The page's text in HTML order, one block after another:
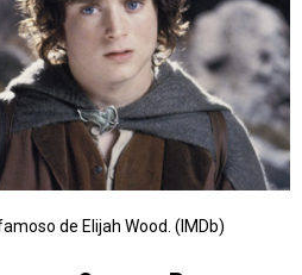
de Elijah Wood. (IMDb)